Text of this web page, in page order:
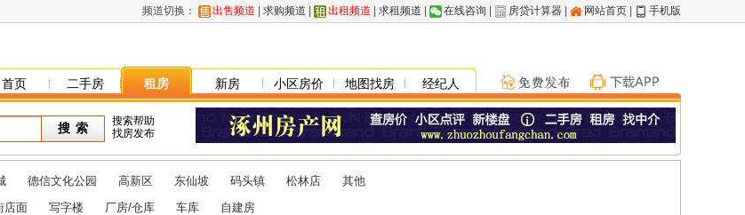
频道切换： 出售频道 求购频道 出租频道 求租频道 在线咨询 房贷计算器 网站首页 手机版
首页 二手房 租房 新房 小区房价 地图找房 经纪人
搜索帮助
找房发布
德信文化公园 高新区 东仙坡 码头镇 松林店
其他
店面 写字楼 厂房/仓库 车库
自建房